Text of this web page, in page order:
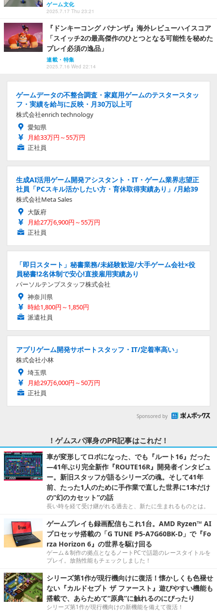
ゲーム文化
2025.7.17 Thu 23:21
『ドンキーコング バナンザ』海外レビューハイスコア
「スイッチ2の最高傑作のひとつとなる可能性を秘めた
プレイ必須の逸品」
連載・特集
2025.7.16 Wed 22:14
ゲームデータの不整合調査・家庭用ゲームのテスタースタッ
フ・実績を給与に反映・月30万以上可
株式会社enrich technology
愛知県
月給33万円～55万円
正社員
生成AI活用ゲーム開発アシスタント・IT・ゲーム業界志望正
社員「PCスキル活かしたい方・育休取得実績あり」/月給39
株式会社Meta Sales
大阪府
月給27万6,900円～55万円
正社員
「即日スタート」秘書業務/未経験歓迎/大手ゲーム会社×役
員秘書!2名体制で安心!直接雇用実績あり
パーソルテンプスタッフ株式会社
神奈川県
時給1,800円～1,850円
派遣社員
アプリゲーム開発サポートスタッフ・IT/定着率高い」
株式会社小林
埼玉県
月給29万6,000円～50万円
正社員
Sponsored by
！ゲムスパ渾身のPR記事はこれだ！
車が変形してロボになった、でも『ルート16』だった
―41年ぶり完全新作『ROUTE16R』開発者インタビュ
ー。新旧スタッフが語るシリーズの魂。そして41年
前、たった1人のために手作業で直した世界に1本だけ
の“幻のカセット”の話
長い時を経て受け継がれる過去と、新たに生まれるものとは。
ゲームプレイも録画配信もこれ1台。AMD Ryzen™ AI
プロセッサ搭載の「G TUNE P5-A7G60BK-D」で『Fo
rza Horizon 6』の世界を駆け回る
ゲーム＆制作の拠点となるノートPCで話題のレースタイトルを
プレイ。放熱性能もチェックしました！
シリーズ第1作が現行機向けに復活！懐かしくも色褪せ
ない『カルドセプト ザ ファースト』遊びやすい機能も
搭載で、あらためて“原典”に触れるのにぴったり
シリーズ第1作が現行機向けの新機能を備えて復活！